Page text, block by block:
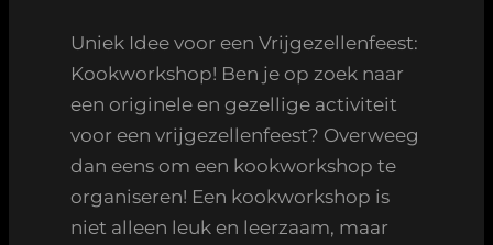
Uniek Idee voor een Vrijgezellenfeest:
Kookworkshop! Ben je op zoek naar
een originele en gezellige activiteit
voor een vrijgezellenfeest? Overweeg
dan eens om een kookworkshop te
organiseren! Een kookworkshop is
niet alleen leuk en leerzaam, maar